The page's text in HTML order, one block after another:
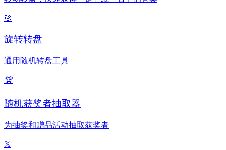
🎯
旋转转盘
通用随机转盘工具
🏆
随机获奖者抽取器
为抽奖和赠品活动抽取获奖者
𝕏